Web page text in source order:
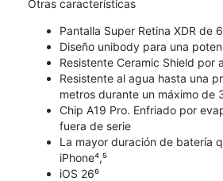
Otras características
Pantalla Super Retina XDR de
Diseño unibody para una
Resistente Ceramic Shield por
Resistente al agua hasta una
metros durante un máximo de
Chip A19 Pro. Enfriado por
fuera de serie
La mayor duración de batería
iPhone⁴,⁵
iOS 26⁶